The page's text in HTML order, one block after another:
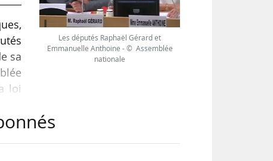
sa
loi
Les députés Raphaël Gérard et
Emmanuelle Anthoine - © Assemblée
nationale